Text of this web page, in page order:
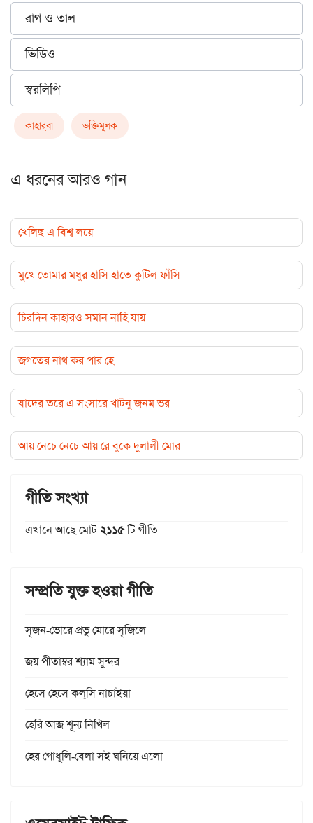
রাগ ও তাল
ভিডিও
স্বরলিপি
কাহার্‌বা ভক্তিমূলক
এ ধরনের আরও গান
খেলিছ এ বিশ্ব লয়ে
মুখে তোমার মধুর হাসি হাতে কুটিল ফাঁসি
চিরদিন কাহারও সমান নাহি যায়
জগতের নাথ কর পার হে
যাদের তরে এ সংসারে খাটনু জনম ভর
আয় নেচে নেচে আয় রে বুকে দুলালী মোর
গীতি সংখ্যা
এখানে আছে মোট২১১৫টি গীতি
সম্প্রতি যুক্ত হওয়া গীতি
সৃজন-ভোরে প্রভু মোরে সৃজিলে
জয় পীতাম্বর শ্যাম সুন্দর
হেসে হেসে কল্‌সি নাচাইয়া
হেরি আজ শূন্য নিখিল
হের গোধূলি-বেলা সই ঘনিয়ে এলো